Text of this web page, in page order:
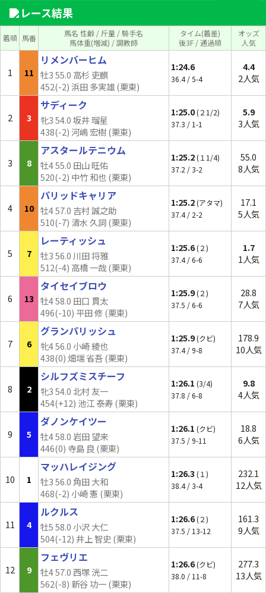
レース結果
着順 馬番
馬名 性齢 / 斤量 / 騎手名
馬体重(増減) / 調教師
タイム(着差)
後3F / 通過順
オッズ
人気
1 11
リメンバーヒム
牡3 55.0 高杉 吏麒
452(-2) 浜田 多実雄 (栗東)
1:24.6
36.4 / 5-4
4.4
2人気
2 3
サディーク
牝3 54.0 坂井 瑠星
438(-2) 河嶋 宏樹 (栗東)
1:25.0(２1/2)
37.3 / 1-1
5.9
3人気
3 8
アスタールテニウム
牡4 55.0 田山 旺佑
520(-2) 中竹 和也 (栗東)
1:25.2(１1/4)
37.2 / 3-2
55.0
8人気
4 10
パリッドキャリア
牡4 57.0 吉村 誠之助
510(-7) 清水 久詞 (栗東)
1:25.2(アタマ)
37.4 / 2-2
17.1
5人気
5 7
レーティッシュ
牡3 56.0 川田 将雅
512(-4) 高橋 一哉 (栗東)
1:25.6(２)
37.4 / 6-6
1.7
1人気
6 13
タイセイブロウ
牡4 58.0 田口 貫太
496(-10) 平田 修 (栗東)
1:25.9(２)
37.5 / 6-6
28.8
7人気
7 6
グランパリッシュ
牝4 56.0 小崎 綾也
438(0) 畑端 省吾 (栗東)
1:25.9(クビ)
37.4 / 9-8
178.9
10人気
8 2
シルフズミスチーフ
牝3 54.0 北村 友一
454(+12) 池江 泰寿 (栗東)
1:26.1 (3/4)
37.8 / 6-8
9.8
4人気
9 5
ダノンケイツー
牡4 58.0 岩田 望来
446(0) 寺島 良 (栗東)
1:26.1 (クビ)
37.5 / 9-11
18.8
6人気
10 1
マッハレイジング
牡3 56.0 角田 大和
468(-2) 小崎 憲 (栗東)
1:26.3(１)
38.4 / 3-4
232.1
12人気
11 4
ルクルス
牡5 58.0 小沢 大仁
504(-12) 井上 智史 (栗東)
1:26.6(２)
37.5 / 13-12
161.3
9人気
12 9
フェヴリエ
牡4 57.0 西塚 洸二
562(-8) 新谷 功一 (栗東)
1:26.6(クビ)
38.0 / 11-8
277.3
13人気